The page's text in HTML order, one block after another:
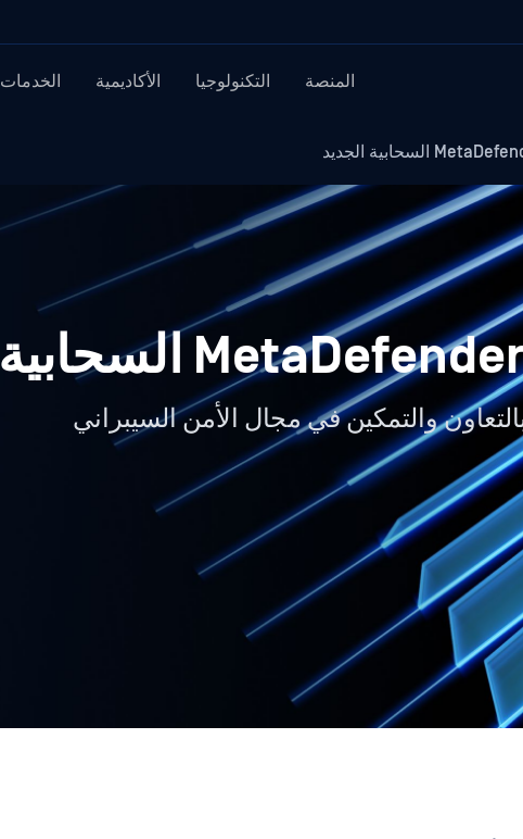
المنصة التكنولوجيا الأكاديمية الخدمات